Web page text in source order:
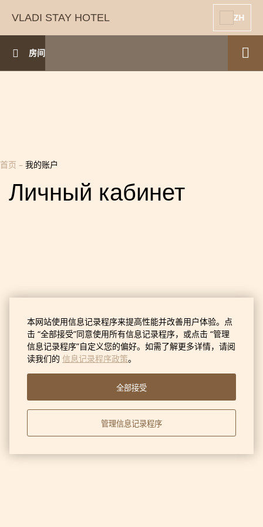
本网站使用信息记录程序来提高性能并改善用户体验。点
击 “全部接受”同意使用所有信息记录程序，或点击 “管理
信息记录程序”自定义您的偏好。如需了解更多详情，请阅
读我们的 信息记录程序政策。
全部接受
管理信息记录程序
VLADI STAY HOTEL ZH
房间
首页 – 我的账户
Личный кабинет